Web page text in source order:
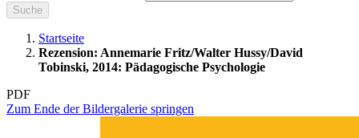
Suche
Startseite
Rezension: Annemarie Fritz/Walter Hussy/David
Tobinski, 2014: Pädagogische Psychologie
PDF
Zum Ende der Bildergalerie springen